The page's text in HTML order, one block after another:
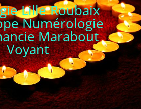
Lille Roubaix
Numérologie
Marabout
Voyant